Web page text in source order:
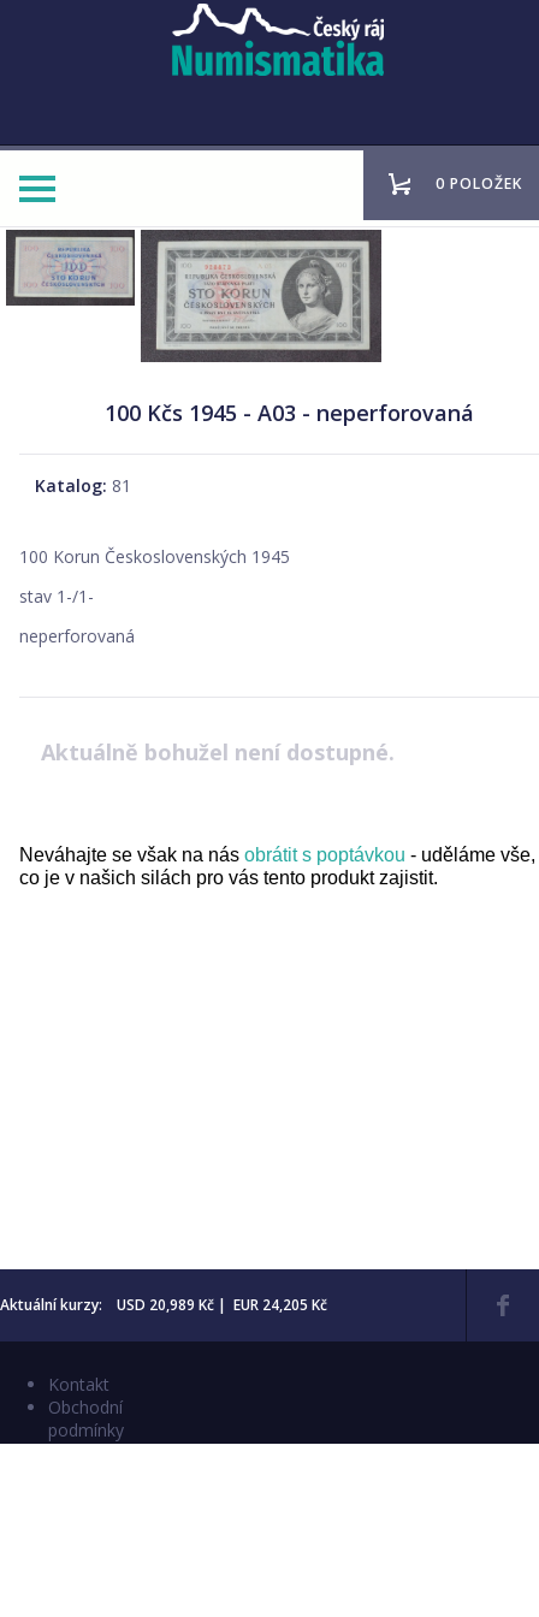
0 POLOŽEK
100 Kčs 1945 - A03 - neperforovaná
Katalog: 81
100 Korun Československých 1945
stav 1-/1-
neperforovaná
Aktuálně bohužel není dostupné.
Neváhajte se však na nás obrátit s poptávkou - uděláme vše,
co je v našich silách pro vás tento produkt zajistit.
Aktuální kurzy: USD 20,989 Kč | EUR 24,205 Kč
Kontakt
Obchodní
podmínky